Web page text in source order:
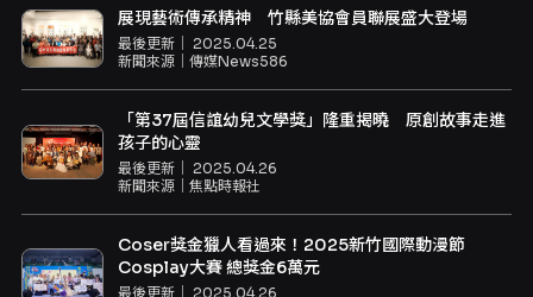
展現藝術傳承精神 竹縣美協會員聯展盛大登場
最後更新｜ 2025.04.25
新聞來源｜ 傳媒News586
「第37屆信誼幼兒文學獎」隆重揭曉 原創故事走進
孩子的心靈
最後更新｜ 2025.04.26
新聞來源｜ 焦點時報社
Coser獎金獵人看過來！2025新竹國際動漫節
Cosplay大賽 總獎金6萬元
最後更新｜ 2025.04.26